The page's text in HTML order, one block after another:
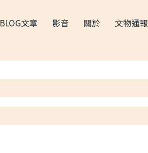
BLOG文章 影音 關於 文物通報